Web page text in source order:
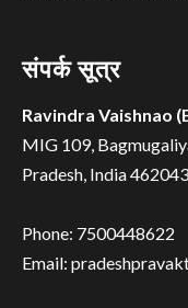
संपर्क सूत्र
Ravindra Vaishnao
MIG 109,
Pradesh, India 462043
Phone: 7500448622
Email: